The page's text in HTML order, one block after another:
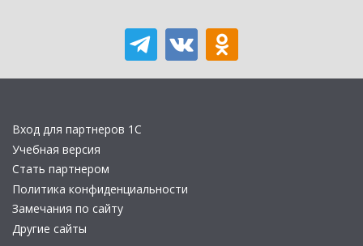
Вход для партнеров 1С
Учебная версия
Стать партнером
Политика конфиденциальности
Замечания по сайту
Другие сайты